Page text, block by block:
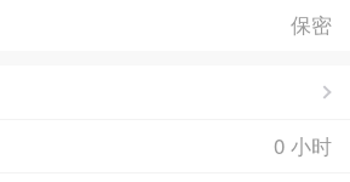
保密
0 小时